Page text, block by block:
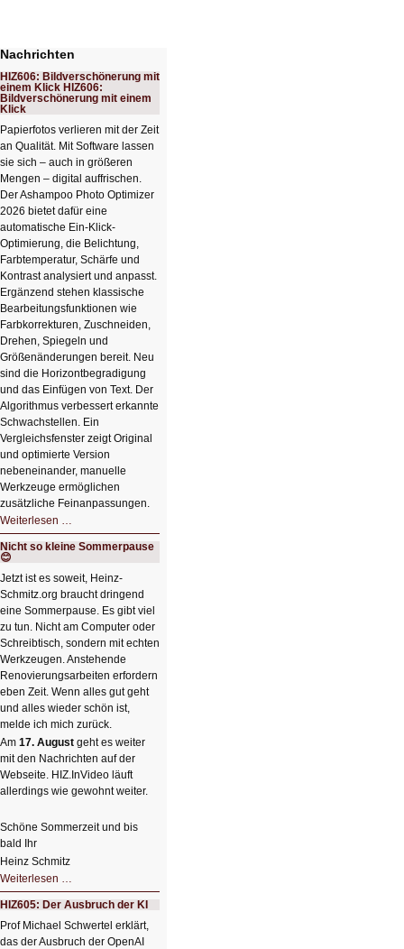
Nachrichten
HIZ606: Bildverschönerung mit
einem Klick HIZ606:
Bildverschönerung mit einem
Klick
Papierfotos verlieren mit der Zeit
an Qualität. Mit Software lassen
sie sich – auch in größeren
Mengen – digital auffrischen.
Der Ashampoo Photo Optimizer
2026 bietet dafür eine
automatische Ein-Klick-
Optimierung, die Belichtung,
Farbtemperatur, Schärfe und
Kontrast analysiert und anpasst.
Ergänzend stehen klassische
Bearbeitungsfunktionen wie
Farbkorrekturen, Zuschneiden,
Drehen, Spiegeln und
Größenänderungen bereit. Neu
sind die Horizontbegradigung
und das Einfügen von Text. Der
Algorithmus verbessert erkannte
Schwachstellen. Ein
Vergleichsfenster zeigt Original
und optimierte Version
nebeneinander, manuelle
Werkzeuge ermöglichen
zusätzliche Feinanpassungen.
Weiterlesen …
Bildverschönerung
mit
einem
HIZ606:
Bildverschönerung
mit
einem
Klick
Nicht so kleine Sommerpause
😊
Jetzt ist es soweit, Heinz-
Schmitz.org braucht dringend
eine Sommerpause. Es gibt viel
zu tun. Nicht am Computer oder
Schreibtisch, sondern mit echten
Werkzeugen. Anstehende
Renovierungsarbeiten erfordern
eben Zeit. Wenn alles gut geht
und alles wieder schön ist,
melde ich mich zurück.
Am 17. August geht es weiter
mit den Nachrichten auf der
Webseite. HIZ.InVideo läuft
allerdings wie gewohnt weiter.
Schöne Sommerzeit und bis
bald Ihr
Heinz Schmitz
Weiterlesen …
so
kleine
Sommerpause
😊
HIZ605: Der Ausbruch der KI
Prof Michael Schwertel erklärt,
das der Ausbruch der OpenAI